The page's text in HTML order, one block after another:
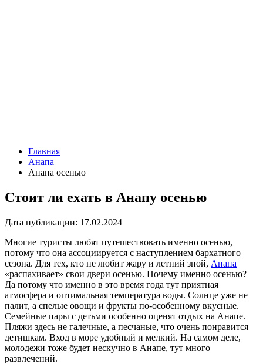
Главная
Анапа
Анапа осенью
Стоит ли ехать в Анапу осенью
Дата публикации: 17.02.2024
Многие туристы любят путешествовать именно осенью,
потому что она ассоциируется с наступлением бархатного
сезона. Для тех, кто не любит жару и летний зной, Анапа
«распахивает» свои двери осенью. Почему именно осенью?
Да потому что именно в это время года тут приятная
атмосфера и оптимальная температура воды. Солнце уже не
палит, а спелые овощи и фрукты по-особенному вкусные.
Семейные пары с детьми особенно оценят отдых на Анапе.
Пляжи здесь не галечные, а песчаные, что очень понравится
детишкам. Вход в море удобный и мелкий. На самом деле,
молодежи тоже будет нескучно в Анапе, тут много
развлечений.